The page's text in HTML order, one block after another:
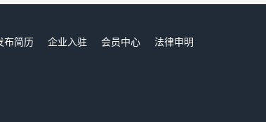
布简历 企业入驻 会员中心
法律申明